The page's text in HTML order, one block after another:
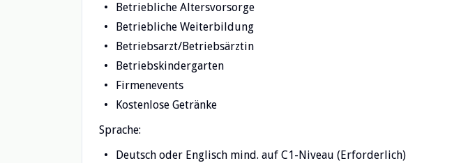
Betriebliche Altersvorsorge
Betriebliche Weiterbildung
Betriebsarzt/Betriebsärztin
Betriebskindergarten
Firmenevents
Kostenlose Getränke
Sprache:
Deutsch oder Englisch mind. auf C1-Niveau (Erforderlich)